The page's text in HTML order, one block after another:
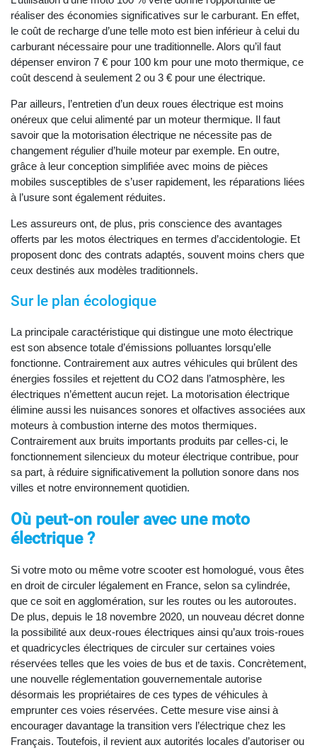
réaliser des économies significatives sur le carburant. En effet,
le coût de recharge d’une telle moto est bien inférieur à celui du
carburant nécessaire pour une traditionnelle. Alors qu’il faut
dépenser environ 7 € pour 100 km pour une moto thermique, ce
coût descend à seulement 2 ou 3 € pour une électrique.
Par ailleurs, l’entretien d’un deux roues électrique est moins
onéreux que celui alimenté par un moteur thermique. Il faut
savoir que la motorisation électrique ne nécessite pas de
changement régulier d’huile moteur par exemple. En outre,
grâce à leur conception simplifiée avec moins de pièces
mobiles susceptibles de s’user rapidement, les réparations liées
à l’usure sont également réduites.
Les assureurs ont, de plus, pris conscience des avantages
offerts par les motos électriques en termes d’accidentologie. Et
proposent donc des contrats adaptés, souvent moins chers que
ceux destinés aux modèles traditionnels.
Sur le plan écologique
La principale caractéristique qui distingue une moto électrique
est son absence totale d’émissions polluantes lorsqu’elle
fonctionne. Contrairement aux autres véhicules qui brûlent des
énergies fossiles et rejettent du CO2 dans l’atmosphère, les
électriques n’émettent aucun rejet. La motorisation électrique
élimine aussi les nuisances sonores et olfactives associées aux
moteurs à combustion interne des motos thermiques.
Contrairement aux bruits importants produits par celles-ci, le
fonctionnement silencieux du moteur électrique contribue, pour
sa part, à réduire significativement la pollution sonore dans nos
villes et notre environnement quotidien.
Où peut-on rouler avec une moto
électrique ?
Si votre moto ou même votre scooter est homologué, vous êtes
en droit de circuler légalement en France, selon sa cylindrée,
que ce soit en agglomération, sur les routes ou les autoroutes.
De plus, depuis le 18 novembre 2020, un nouveau décret donne
la possibilité aux deux-roues électriques ainsi qu’aux trois-roues
et quadricycles électriques de circuler sur certaines voies
réservées telles que les voies de bus et de taxis. Concrètement,
une nouvelle réglementation gouvernementale autorise
désormais les propriétaires de ces types de véhicules à
emprunter ces voies réservées. Cette mesure vise ainsi à
encourager davantage la transition vers l’électrique chez les
Français. Toutefois, il revient aux autorités locales d’autoriser ou